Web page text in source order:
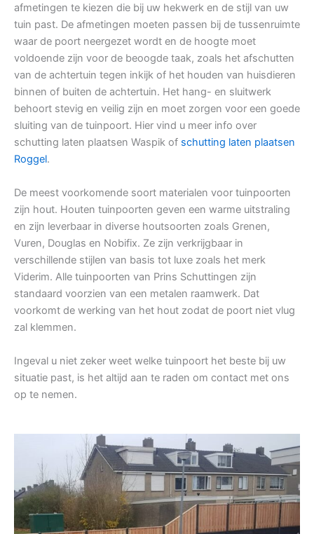
afmetingen te kiezen die bij uw hekwerk en de stijl van uw
tuin past. De afmetingen moeten passen bij de tussenruimte
waar de poort neergezet wordt en de hoogte moet
voldoende zijn voor de beoogde taak, zoals het afschutten
van de achtertuin tegen inkijk of het houden van huisdieren
binnen of buiten de achtertuin. Het hang- en sluitwerk
behoort stevig en veilig zijn en moet zorgen voor een goede
sluiting van de tuinpoort. Hier vind u meer info over
schutting laten plaatsen Waspik of schutting laten plaatsen
Roggel.
De meest voorkomende soort materialen voor tuinpoorten
zijn hout. Houten tuinpoorten geven een warme uitstraling
en zijn leverbaar in diverse houtsoorten zoals Grenen,
Vuren, Douglas en Nobifix. Ze zijn verkrijgbaar in
verschillende stijlen van basis tot luxe zoals het merk
Viderim. Alle tuinpoorten van Prins Schuttingen zijn
standaard voorzien van een metalen raamwerk. Dat
voorkomt de werking van het hout zodat de poort niet vlug
zal klemmen.
Ingeval u niet zeker weet welke tuinpoort het beste bij uw
situatie past, is het altijd aan te raden om contact met ons
op te nemen.